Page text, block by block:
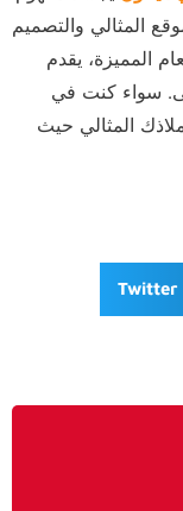
المثالي والتصميم
المميزة، يقدم
سواء كنت في
المثالي حيث
Twitter